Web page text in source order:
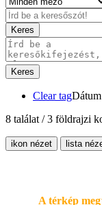
Keres
Keres
Clear tag
8 találat / 3 földrajzi
ikon nézet lista
A térkép